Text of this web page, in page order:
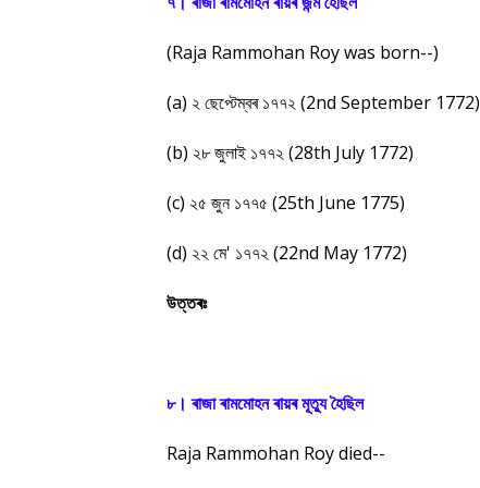
(Raja Rammohan Roy was born--)
(a) ২ ছেপ্টেম্বৰ ১৭৭২ (2nd September 1772)
(b) ২৮ জুলাই ১৭৭২ (28th July 1772)
(c) ২৫ জুন ১৭৭৫ (25th June 1775)
(d) ২২ মে' ১৭৭২ (22nd May 1772)
উত্তৰঃ
৮। ৰাজা ৰামমোহন ৰায়ৰ মূত্যু হৈছিল
Raja Rammohan Roy died--